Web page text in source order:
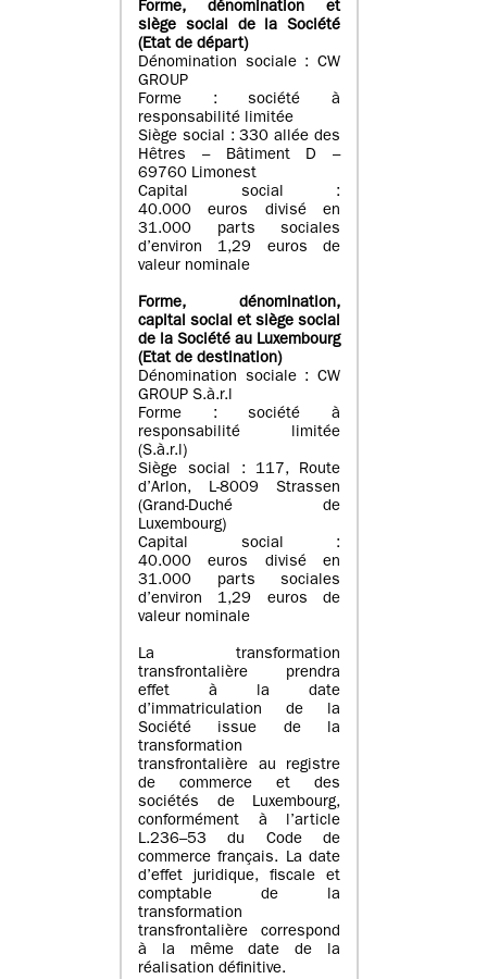
Forme, dénomination et
siège social de la Société
(Etatde départ)
Dénomination sociale : CW
GROUP
Forme : société à
responsabilité limitée
Siège social : 330 allée des
Hêtres – Bâtiment D –
69760 Limonest
Capital social :
40.000 euros divisé en
31.000 parts sociales
d’environ 1,29 euros de
valeur nominale
Forme, dénomination,
capital social et siège social
de la Société au Luxembourg
(Etat de destination)
Dénomination sociale : CW
GROUP S.à.r.l
Forme : société à
responsabilité limitée
(S.à.r.l)
Siège social : 117, Route
d’Arlon, L-8009 Strassen
(Grand-Duché de
Luxembourg)
Capital social :
40.000 euros divisé en
31.000 parts sociales
d’environ 1,29 euros de
valeur nominale
La transformation
transfrontalière prendra
effet à la date
d’immatriculation de la
Société issue de la
transformation
transfrontalière au registre
de commerce et des
sociétés de Luxembourg,
conformément à l’article
L.236–53 du Code de
commerce français. La date
d’effet juridique, fiscale et
comptable de la
transformation
transfrontalière correspond
à la même date de la
réalisation définitive.